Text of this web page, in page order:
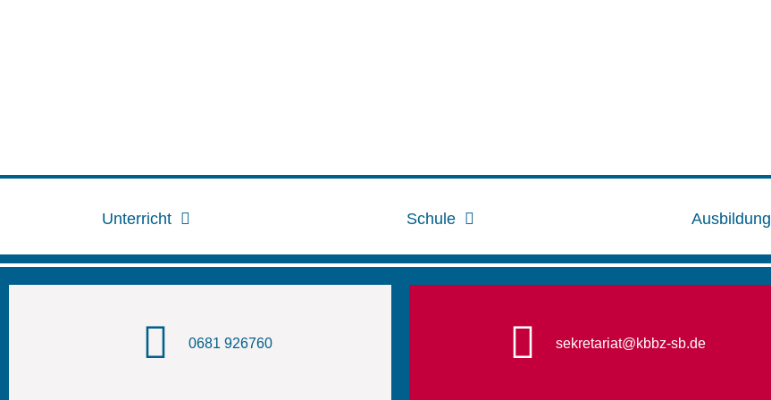
Unterricht Schule Ausbildung
0681 926760 sekretariat@kbbz-sb.de